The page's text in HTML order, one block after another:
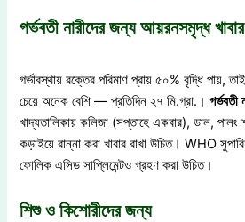
গর্ভবতী নারীদের জন্য আয়রনসমৃদ্ধ খাবার
গর্ভাবস্থায় রক্তের পরিমাণ প্রায় ৫০% বৃদ্ধি পায়,
চেয়ে অনেক বেশি — প্রতিদিন ২৭ মি.গ্রা.।গর্ভবতী
খাদ্যতালিকায় কলিজা (সপ্তাহে একবার), ডাল,
কড়াইয়ে রান্না করা খাবার রাখা উচিত। WHO
ফোলিক এসিড সাপ্লিমেন্টও গ্রহণ করা উচিত।
শিশু ও কিশোরীদের জন্য